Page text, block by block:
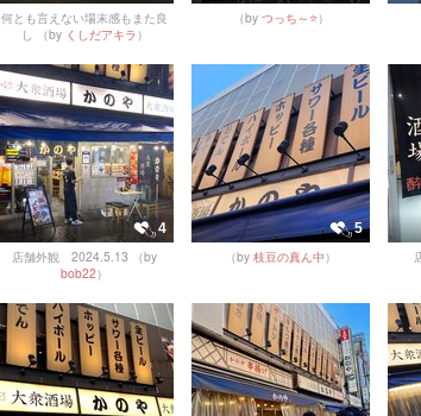
何とも言えない場末感もまた良
し
（by くしだアキラ ）
（by つっち～⭐）
4
店舗外観 2024.5.13
（by
bob22）
5
（by 枝豆の真ん中 ）